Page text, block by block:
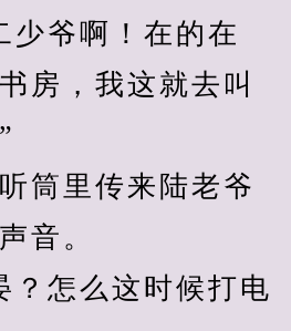
啊！在的在
房，我这就去叫
里传来陆老爷
音。
么这时候打电